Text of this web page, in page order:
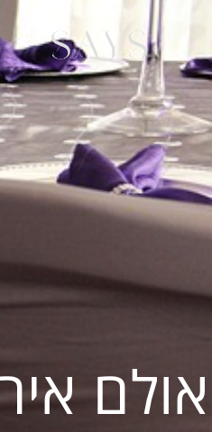
אולם